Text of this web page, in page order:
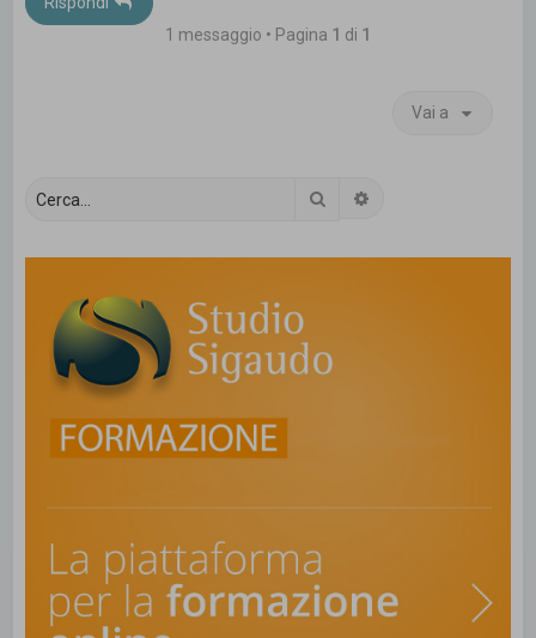
1 messaggio • Pagina 1 di 1
Vai a
Cerca